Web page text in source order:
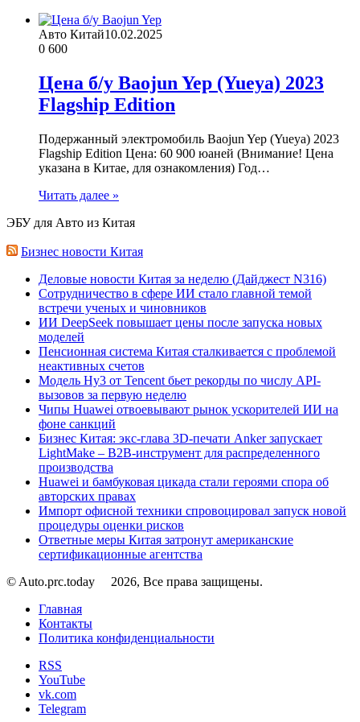
Авто Китай10.02.2025
0 600
Цена б/у Baojun Yep (Yueya) 2023
Flagship Edition
Подержанный электромобиль Baojun Yep (Yueya) 2023
Flagship Edition Цена: 60 900 юаней (Внимание! Цена
указана в Китае, для ознакомления) Год…
Читать далее »
ЭБУ для Авто из Китая
Бизнес новости Китая
Деловые новости Китая за неделю (Дайджест N316)
Сотрудничество в сфере ИИ стало главной темой
встречи ученых и чиновников
ИИ DeepSeek повышает цены после запуска новых
моделей
Пенсионная система Китая сталкивается с проблемой
неактивных счетов
Модель Hy3 от Tencent бьет рекорды по числу API-
вызовов за первую неделю
Чипы Huawei отвоевывают рынок ускорителей ИИ на
фоне санкций
Бизнес Китая: экс-глава 3D-печати Anker запускает
LightMake – B2B-инструмент для распределенного
производства
Huawei и бамбуковая цикада стали героями спора об
авторских правах
Импорт офисной техники спровоцировал запуск новой
процедуры оценки рисков
Ответные меры Китая затронут американские
сертификационные агентства
© Auto.prc.today
2026, Все права защищены.
Главная
Контакты
Политика конфиденциальности
RSS
YouTube
vk.com
Telegram